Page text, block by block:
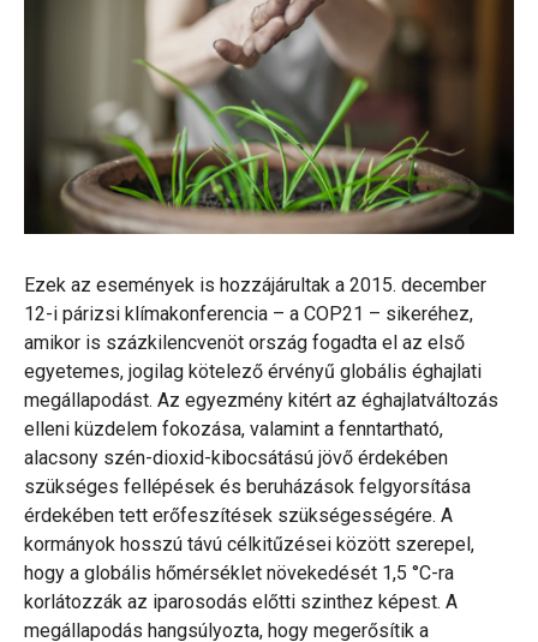
Ezek az események is hozzájárultak a 2015. december
12-i párizsi klímakonferencia – a COP21 – sikeréhez,
amikor is százkilencvenöt ország fogadta el az első
egyetemes, jogilag kötelező érvényű globális éghajlati
megállapodást. Az egyezmény kitért az éghajlatváltozás
elleni küzdelem fokozása, valamint a fenntartható,
alacsony szén-dioxid-kibocsátású jövő érdekében
szükséges fellépések és beruházások felgyorsítása
érdekében tett erőfeszítések szükségességére. A
kormányok hosszú távú célkitűzései között szerepel,
hogy a globális hőmérséklet növekedését 1,5 °C-ra
korlátozzák az iparosodás előtti szinthez képest. A
megállapodás hangsúlyozta, hogy megerősítik a